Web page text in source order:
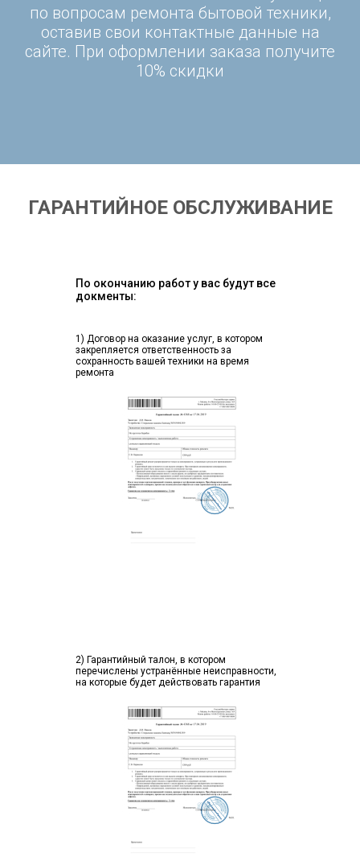
по вопросам ремонта бытовой техники,
оставив свои контактные данные на
сайте. При оформлении заказа получите
10% скидки
ГАРАНТИЙНОЕ ОБСЛУЖИВАНИЕ
По окончанию работ у вас будут все
докменты:
1) Договор на оказание услуг, в котором
закрепляется ответственность за
сохранность вашей техники на время
ремонта
2) Гарантийный талон, в котором
перечислены устранённые неисправности,
на которые будет действовать гарантия